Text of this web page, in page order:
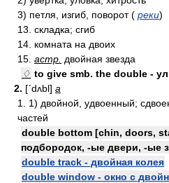
3) петля, изгиб, поворот ( реки)
13. складка; сгиб
14. комната на двоих
15. астр. двойная звезда
♢ to give smb. the double -
2. [ʹdʌbl] a
1. 1) двойной, удвоенный;
частей
double bottom [chin, doors,
подбородок, -ые двери, -ые
double track - двойная колея
double window - окно с